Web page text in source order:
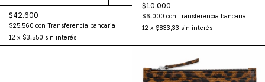
$42.600
$25.560 con Transferencia bancaria
12 x $3.550 sin interés
$10.000
$6.000 con Transferencia bancaria
12 x $833,33 sin interés